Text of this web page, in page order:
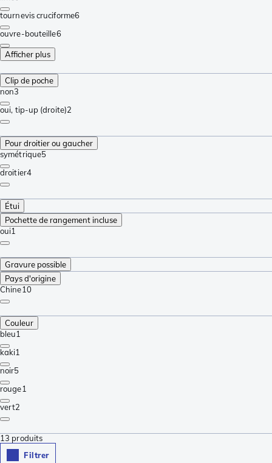
tournevis cruciforme6
ouvre-bouteille6
Afficher plus
Clip de poche
non3
oui, tip-up (droite)2
Pour droitier ou gaucher
symétrique5
droitier4
Étui
Pochette de rangement incluse
oui1
Gravure possible
Pays d'origine
Chine10
Couleur
bleu1
kaki1
noir5
rouge1
vert2
13 produits
Filtrer